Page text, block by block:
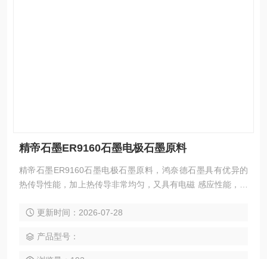
精帝石墨ER9160石墨电极石墨原料
精帝石墨ER9160石墨电极石墨原料，鸿奈德石墨具有优异的
热传导性能，加上热传导非常均匀，又具有电磁 感应性能，公
4倍以上。
更新时间：2026-07-28
产品型号：